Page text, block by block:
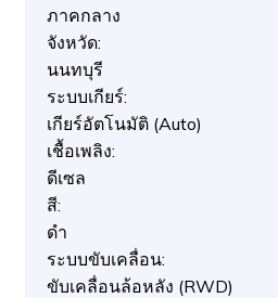
ภาคกลาง
จังหวัด:
นนทบุรี
ระบบเกียร์:
เกียร์อัตโนมัติ (Auto)
เชื้อเพลิง:
ดีเซล
สี:
ดำ
ระบบขับเคลื่อน:
ขับเคลื่อนล้อหลัง (RWD)